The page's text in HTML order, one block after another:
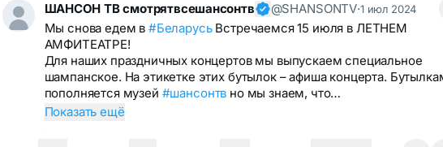
ШАНСОН ТВ смотрятвсешансонтв @SHANSONTV·1 июл 2024
Мы снова едем в #БеларусьВстречаемся 15 июля в ЛЕТНЕМ
АМФИТЕАТРЕ!
Для наших праздничных концертов мы выпускаем специальное
шампанское. На этикетке этих бутылок – афиша концерта.
пополняется музей #шансонтв но мы знаем, что…
Показать ещё